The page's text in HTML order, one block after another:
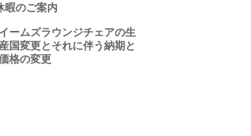
暇のご案内
イームズラウンジチェアの生
産国変更とそれに伴う納期と
格の変更